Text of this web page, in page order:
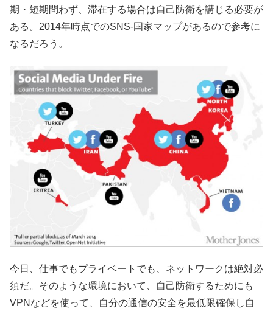
期・短期問わず、滞在する場合は自己防衛を講じる必要が
ある。2014年時点でのSNS-国家マップがあるので参考に
なるだろう。
今日、仕事でもプライベートでも、ネットワークは絶対必
須だ。そのような環境において、自己防衛するためにも
VPNなどを使って、自分の通信の安全を最低限確保し自